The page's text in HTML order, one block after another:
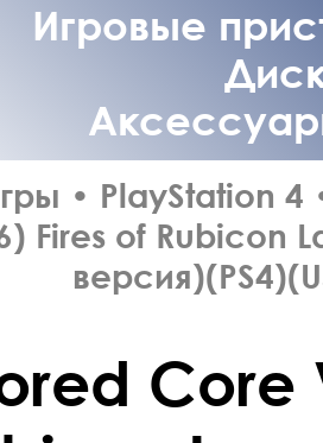
Игровые
• PlayStation 4
Fires of Rubicon
Core